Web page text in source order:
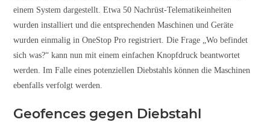
einem System dargestellt. Etwa 50 Nachrüst-Telematikeinheiten
wurden installiert und die entsprechenden Maschinen und Geräte
wurden einmalig in OneStop Pro registriert. Die Frage „Wo befindet
sich was?“ kann nun mit einem einfachen Knopfdruck beantwortet
werden. Im Falle eines potenziellen Diebstahls können die Maschinen
ebenfalls verfolgt werden.
Geofences gegen Diebstahl